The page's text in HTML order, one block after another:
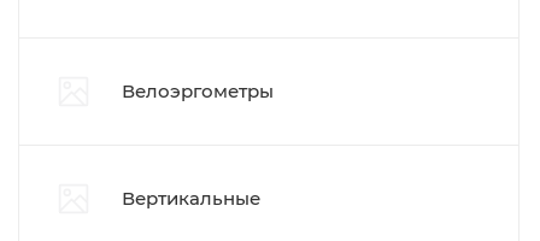
Велоэргометры
Вертикальные